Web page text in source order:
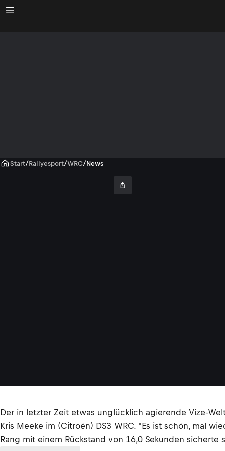
Start/Rallyesport/WRC/News
Der in letzter Zeit etwas unglücklich agierende Vize-
Kris Meeke im (Citroën) DS3 WRC. "Es ist schön, mal
Rang mit einem Rückstand von 16,0 Sekunden sicherte